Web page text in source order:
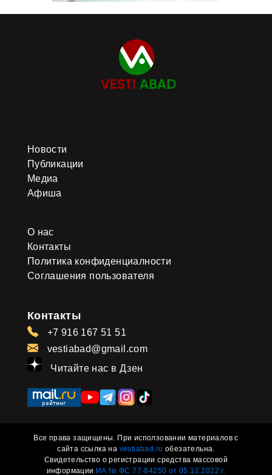
Новости
Публикации
Медиа
Афиша
О нас
Контакты
Политика конфиденциалности
Соглашения пользователя
Контакты
+7 916 167 51 51
vestiabad@gmail.com
Читайте нас в Дзен
Все права защищены. При исползовании материалов с
сайта ссылка на vestiabad.ru обезательна.
Свидетельство о регистрации средства массовой
информации ИА № ФС 77-84250 от 05.12.2022 г.